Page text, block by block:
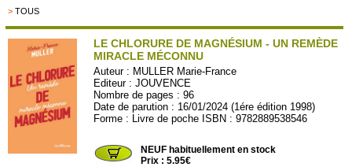
> TOUS
LE CHLORURE DE MAGNÉSIUM - UN REMÈDE
MIRACLE MÉCONNU
Auteur : MULLER Marie-France
Editeur :JOUVENCE
Nombre de pages : 96
Date de parution : 16/01/2024 (1ére édition 1998)
Forme : Livre de poche ISBN : 9782889538546
NEUF habituellement en stock
Prix : 5.95€